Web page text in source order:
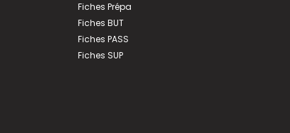
Fiches Prépa
Fiches BUT
Fiches PASS
Fiches SUP